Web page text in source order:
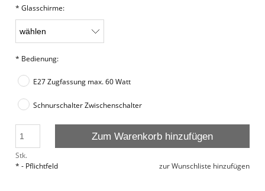
* Glasschirme:
* Bedienung:
E27 Zugfassung max. 60 Watt
Schnurschalter Zwischenschalter
Stk.
Zum Warenkorb hinzufügen
zur Wunschliste hinzufügen
* - Pflichtfeld